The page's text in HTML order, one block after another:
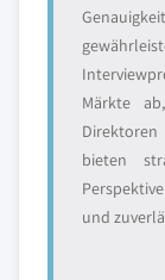
Märkte
bieten
und